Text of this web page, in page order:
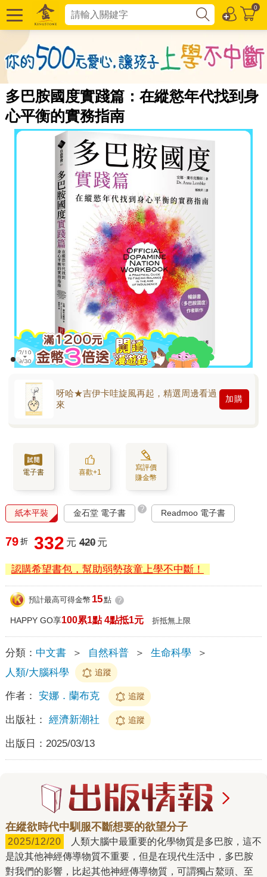
0
多巴胺國度實踐篇：在縱慾年代找到身
心平衡的實務指南
呀哈★吉伊卡哇旋風再起，精選周邊看過
來
加購
電子書 喜歡+1
寫評價
賺金幣
紙本平裝 金石堂 電子書 ? Readmoo 電子書
79 折 332 元 420 元
認購希望書包，幫助弱勢孩童上學不中斷！
預計最高可得金幣 15點 ?
HAPPY GO享100累1點 4點抵1元 折抵無上限
分類： 中文書 ＞ 自然科普 ＞ 生命科學
＞
人類/大腦科學
追蹤
作者： 安娜．蘭布克 追蹤
出版社： 經濟新潮社 追蹤
出版日： 2025/03/13
在縱欲時代中馴服不斷想要的欲望分子
2025/12/20
是說其他神經傳導物質不重要，但是在現代生活中，多巴胺
對我們的影響，比起其他神經傳導物質，可謂獨占鰲頭、至